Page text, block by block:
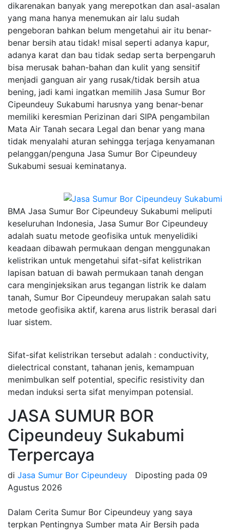
dikarenakan banyak yang merepotkan dan asal-asalan
yang mana hanya menemukan air lalu sudah
pengeboran bahkan belum mengetahui air itu benar-
benar bersih atau tidak! misal seperti adanya kapur,
adanya karat dan bau tidak sedap serta berpengaruh
bisa merusak bahan-bahan dan kulit yang sensitif
menjadi ganguan air yang rusak/tidak bersih atua
bening, jadi kami ingatkan memilih Jasa Sumur Bor
Cipeundeuy Sukabumi harusnya yang benar-benar
memiliki keresmian Perizinan dari SIPA pengambilan
Mata Air Tanah secara Legal dan benar yang mana
tidak menyalahi aturan sehingga terjaga kenyamanan
pelanggan/penguna Jasa Sumur Bor Cipeundeuy
Sukabumi sesuai keminatanya.
BMA Jasa Sumur Bor Cipeundeuy Sukabumi meliputi
keseluruhan Indonesia, Jasa Sumur Bor Cipeundeuy
adalah suatu metode geofisika untuk menyelidiki
keadaan dibawah permukaan dengan menggunakan
kelistrikan untuk mengetahui sifat-sifat kelistrikan
lapisan batuan di bawah permukaan tanah dengan
cara menginjeksikan arus tegangan listrik ke dalam
tanah, Sumur Bor Cipeundeuy merupakan salah satu
metode geofisika aktif, karena arus listrik berasal dari
luar sistem.
Sifat-sifat kelistrikan tersebut adalah : conductivity,
dielectrical constant, tahanan jenis, kemampuan
menimbulkan self potential, specific resistivity dan
medan induksi serta sifat menyimpan potensial.
JASA SUMUR BOR
Cipeundeuy Sukabumi
Terpercaya
di Jasa Sumur Bor Cipeundeuy Diposting pada 09
Agustus 2026
Dalam Cerita Sumur Bor Cipeundeuy yang saya
terpkan Pentingnya Sumber mata Air Bersih pada